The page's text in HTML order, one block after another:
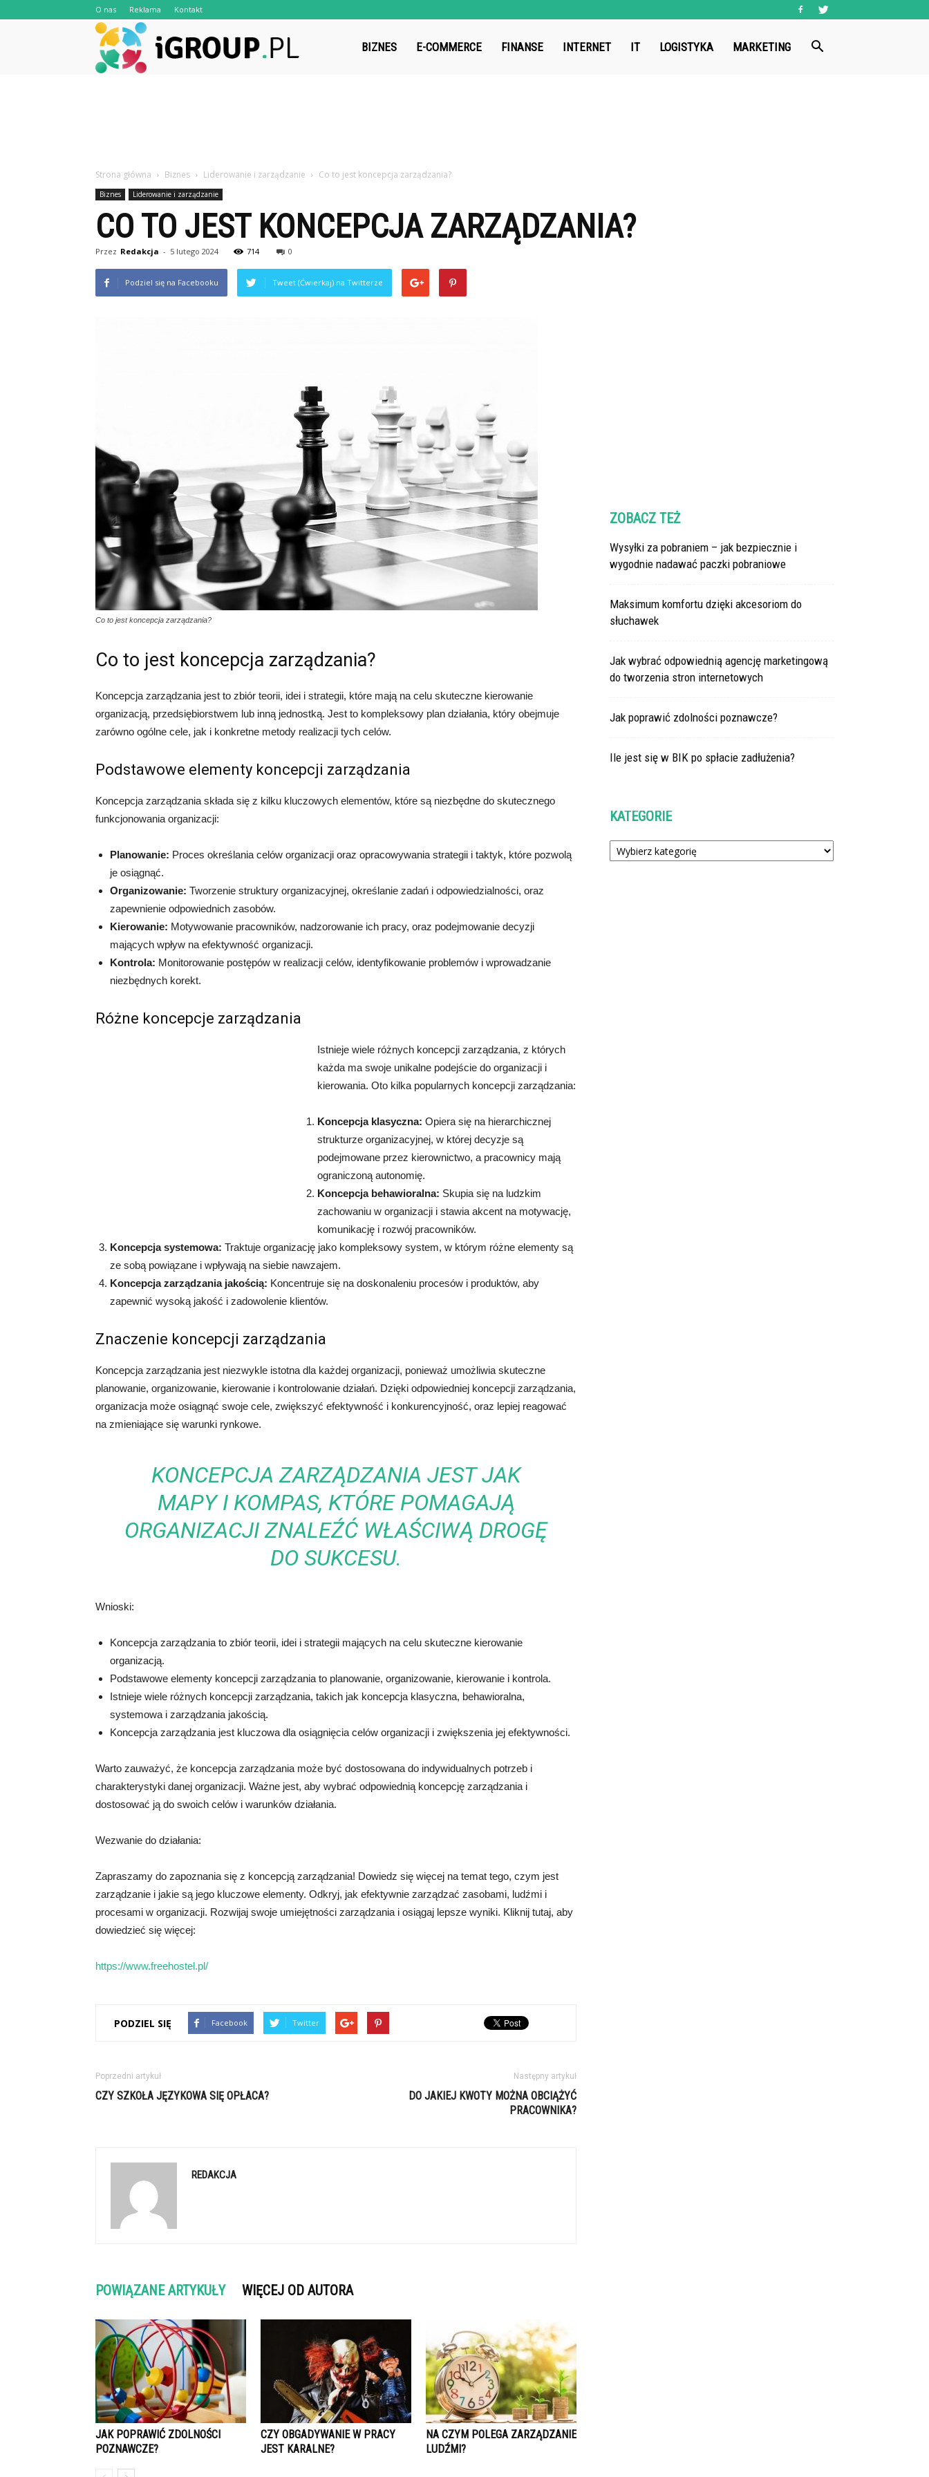
O nas Reklama Kontakt
BIZNES E-COMMERCE FINANSE INTERNET IT LOGISTYKA MARKETING
Strona główna Biznes Liderowanie i zarządzanie Co to jest koncepcja zarządzania?
Biznes Liderowanie i zarządzanie
CO TO JEST KONCEPCJA ZARZĄDZANIA?
Przez Redakcja - 5 lutego 2024 714 0
Podziel się na Facebooku Tweet (Ćwierkaj) na Twitterze
Co to jest koncepcja zarządzania?
Co to jest koncepcja zarządzania?
Koncepcja zarządzania jest to zbiór teorii, idei i strategii, które mają na celu skuteczne kierowanie
organizacją, przedsiębiorstwem lub inną jednostką. Jest to kompleksowy plan działania, który obejmuje
zarówno ogólne cele, jak i konkretne metody realizacji tych celów.
Podstawowe elementy koncepcji zarządzania
Koncepcja zarządzania składa się z kilku kluczowych elementów, które są niezbędne do skutecznego
funkcjonowania organizacji:
Planowanie: Proces określania celów organizacji oraz opracowywania strategii i taktyk, które pozwolą
je osiągnąć.
Organizowanie: Tworzenie struktury organizacyjnej, określanie zadań i odpowiedzialności, oraz
zapewnienie odpowiednich zasobów.
Kierowanie: Motywowanie pracowników, nadzorowanie ich pracy, oraz podejmowanie decyzji
mających wpływ na efektywność organizacji.
Kontrola: Monitorowanie postępów w realizacji celów, identyfikowanie problemów i wprowadzanie
niezbędnych korekt.
Różne koncepcje zarządzania
Istnieje wiele różnych koncepcji zarządzania, z których
każda ma swoje unikalne podejście do organizacji i
kierowania. Oto kilka popularnych koncepcji zarządzania:
Koncepcja klasyczna: Opiera się na hierarchicznej
strukturze organizacyjnej, w której decyzje są
podejmowane przez kierownictwo, a pracownicy mają
ograniczoną autonomię.
Koncepcja behawioralna: Skupia się na ludzkim
zachowaniu w organizacji i stawia akcent na motywację,
komunikację i rozwój pracowników.
Koncepcja systemowa: Traktuje organizację jako kompleksowy system, w którym różne elementy są
ze sobą powiązane i wpływają na siebie nawzajem.
Koncepcja zarządzania jakością: Koncentruje się na doskonaleniu procesów i produktów, aby
zapewnić wysoką jakość i zadowolenie klientów.
Znaczenie koncepcji zarządzania
Koncepcja zarządzania jest niezwykle istotna dla każdej organizacji, ponieważ umożliwia skuteczne
planowanie, organizowanie, kierowanie i kontrolowanie działań. Dzięki odpowiedniej koncepcji zarządzania,
organizacja może osiągnąć swoje cele, zwiększyć efektywność i konkurencyjność, oraz lepiej reagować
na zmieniające się warunki rynkowe.
KONCEPCJA ZARZĄDZANIA JEST JAK
MAPY I KOMPAS, KTÓRE POMAGAJĄ
ORGANIZACJI ZNALEŹĆ WŁAŚCIWĄ DROGĘ
DO SUKCESU.
Wnioski:
Koncepcja zarządzania to zbiór teorii, idei i strategii mających na celu skuteczne kierowanie
organizacją.
Podstawowe elementy koncepcji zarządzania to planowanie, organizowanie, kierowanie i kontrola.
Istnieje wiele różnych koncepcji zarządzania, takich jak koncepcja klasyczna, behawioralna,
systemowa i zarządzania jakością.
Koncepcja zarządzania jest kluczowa dla osiągnięcia celów organizacji i zwiększenia jej efektywności.
Warto zauważyć, że koncepcja zarządzania może być dostosowana do indywidualnych potrzeb i
charakterystyki danej organizacji. Ważne jest, aby wybrać odpowiednią koncepcję zarządzania i
dostosować ją do swoich celów i warunków działania.
Wezwanie do działania:
Zapraszamy do zapoznania się z koncepcją zarządzania! Dowiedz się więcej na temat tego, czym jest
zarządzanie i jakie są jego kluczowe elementy. Odkryj, jak efektywnie zarządzać zasobami, ludźmi i
procesami w organizacji. Rozwijaj swoje umiejętności zarządzania i osiągaj lepsze wyniki. Kliknij tutaj, aby
dowiedzieć się więcej:
https://www.freehostel.pl/
PODZIEL SIĘ Facebook Twitter
Poprzedni artykuł
CZY SZKOŁA JĘZYKOWA SIĘ OPŁACA?
Następny artykuł
DO JAKIEJ KWOTY MOŻNA OBCIĄŻYĆ
PRACOWNIKA?
REDAKCJA
POWIĄZANE ARTYKUŁY WIĘCEJ OD AUTORA
JAK POPRAWIĆ ZDOLNOŚCI
POZNAWCZE?
CZY OBGADYWANIE W PRACY
JEST KARALNE?
NA CZYM POLEGA ZARZĄDZANIE
LUDŹMI?
ZOBACZ TEŻ
Wysyłki za pobraniem – jak bezpiecznie i
wygodnie nadawać paczki pobraniowe
Maksimum komfortu dzięki akcesoriom do
słuchawek
Jak wybrać odpowiednią agencję marketingową
do tworzenia stron internetowych
Jak poprawić zdolności poznawcze?
Ile jest się w BIK po spłacie zadłużenia?
KATEGORIE
Kategorie